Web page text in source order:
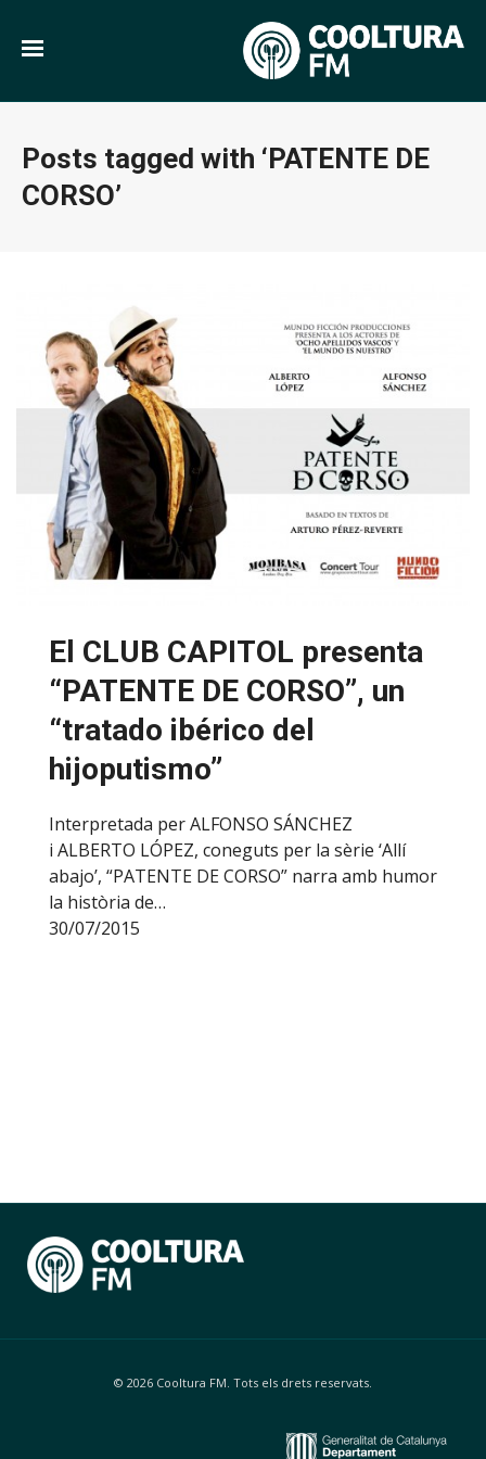
Posts tagged with ‘PATENTE DE
CORSO’
El CLUB CAPITOL presenta
“PATENTE DE CORSO”, un
“tratado ibérico del
hijoputismo”
Interpretada per ALFONSO SÁNCHEZ
i ALBERTO LÓPEZ, coneguts per la sèrie ‘Allí
abajo’, “PATENTE DE CORSO” narra amb humor
la història de…
30/07/2015
© 2026 Cooltura FM. Tots els drets reservats.